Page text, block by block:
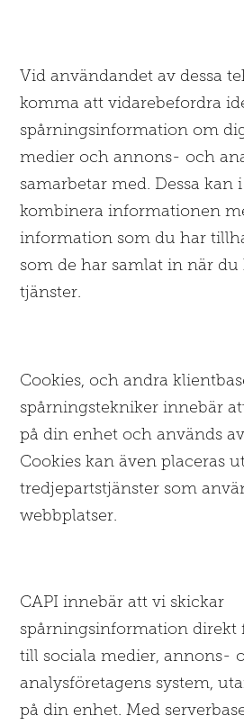
Vid användandet av dessa
komma att vidarebefordra
spårningsinformation om
medier och annons- och
samarbetar med. Dessa kan
kombinera informationen
information som du har
som de har samlat in när du
tjänster.
Cookies, och andra
spårningstekniker innebär
på din enhet och används
Cookies kan även placeras
tredjepartstjänster som
webbplatser.
CAPI innebär att vi skickar
spårningsinformation direkt
till sociala medier, annons-
analysföretagens system,
på din enhet. Med